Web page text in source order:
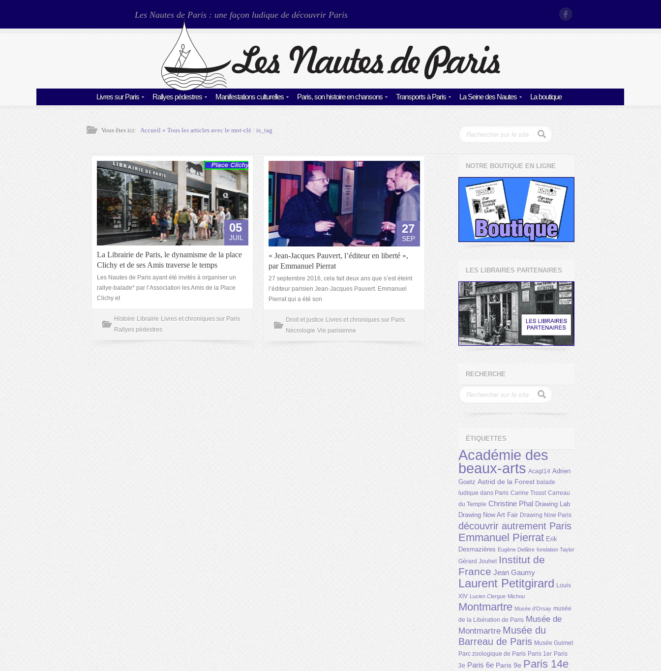
Les Nautes de Paris : une façon ludique de découvrir Paris
Livres sur Paris Rallyes pédestres Manifestations culturelles Paris, son histoire en chansons Transports à Paris La Seine des Nautes La boutique
Vous êtes ici: Accueil» Tous les articles avec le mot-clé :is_tag
05
JUIL
La Librairie de Paris, le dynamisme de la place
Clichy et de ses Amis traverse le temps
Les Nautes de Paris ayant été invités à organiser un
rallye-balade* par l’Association les Amis de la Place
Clichy et
Histoire Librairie Livres et chroniques sur Paris
Rallyes pédestres
27
SEP
« Jean-Jacques Pauvert, l’éditeur en liberté »,
par Emmanuel Pierrat
27 septembre 2016, cela fait deux ans que s’est éteint
l’éditeur parisien Jean-Jacques Pauvert. Emmanuel
Pierrat qui a été son
Droit et justice Livres et chroniques sur Paris
Nécrologie Vie parisienne
NOTRE BOUTIQUE EN LIGNE
LES LIBRAIRES PARTENAIRES
RECHERCHE
ÉTIQUETTES
Académie des
beaux-arts Acagl14 Adrien
Goetz Astrid de la Forest balade
ludique dans Paris Carine Tissot Carreau
du Temple Christine Phal Drawing Lab
Drawing Now Art Fair Drawing Now Paris
découvrir autrement Paris
Emmanuel Pierrat Erik
Desmazières Eugène Delâtre fondation Taylor
Gérard Jouhet Institut de
France Jean Gaumy
Laurent Petitgirard Louis
XIV Lucien Clergue Michou
Montmartre Musée d'Orsay musée
de la Libération de Paris Musée de
Montmartre Musée du
Barreau de Paris Musée Guimet
Parc zoologique de Paris Paris 1er Paris
3e Paris 6e Paris 9e Paris 14e